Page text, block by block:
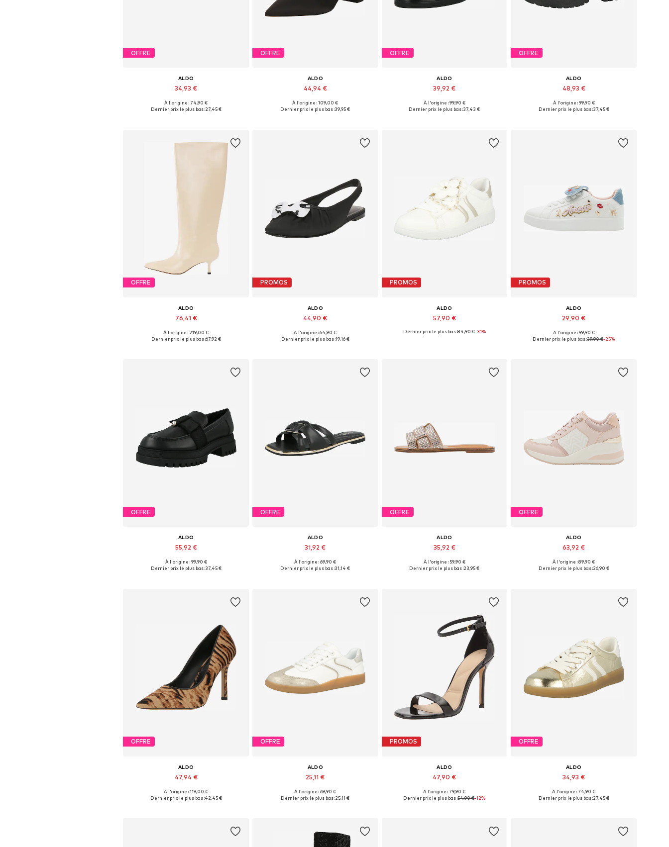
OFFRE
ALDO
34,93 €
Tailles disponibles: 36-36,5, 38, 39-39,5, 40
À l'origine : 74,90 €
Dernier prix le plus bas :27,45 €
OFFRE
ALDO
44,94 €
Tailles disponibles: 39-39,5, 40
À l'origine : 109,00 €
Dernier prix le plus bas :39,95 €
OFFRE
ALDO
39,92 €
Tailles disponibles: 37, 39-39,5
À l'origine : 99,90 €
Dernier prix le plus bas :37,43 €
OFFRE
ALDO
48,93 €
Tailles disponibles: 39-39,5, 41-41,5
À l'origine : 99,90 €
Dernier prix le plus bas :37,45 €
OFFRE
ALDO
76,41 €
Tailles disponibles: 35, 36, 37, 38, 42,5
À l'origine : 219,00 €
Dernier prix le plus bas :67,92 €
PROMOS
ALDO
44,90 €
Tailles disponibles: 38
À l'origine : 64,90 €
Dernier prix le plus bas :19,16 €
PROMOS
ALDO
57,90 €
Tailles disponibles: 37
Dernier prix le plus bas :84,90 €-31%
PROMOS
ALDO
29,90 €
Tailles disponibles: 39-39,5
À l'origine : 99,90 €
Dernier prix le plus bas :39,90 €-25%
OFFRE
ALDO
55,92 €
Tailles disponibles: 40
À l'origine : 99,90 €
Dernier prix le plus bas :37,45 €
OFFRE
ALDO
31,92 €
Tailles disponibles: 37
À l'origine : 69,90 €
Dernier prix le plus bas :31,14 €
OFFRE
ALDO
35,92 €
Tailles disponibles: 36-36,5
À l'origine : 59,90 €
Dernier prix le plus bas :23,95 €
OFFRE
ALDO
63,92 €
Tailles disponibles: 41-41,5
À l'origine : 89,90 €
Dernier prix le plus bas :26,90 €
OFFRE
ALDO
47,94 €
Tailles disponibles: 37
À l'origine : 119,00 €
Dernier prix le plus bas :42,45 €
OFFRE
ALDO
25,11 €
Tailles disponibles: 36-36,5
À l'origine : 69,90 €
Dernier prix le plus bas :25,11 €
PROMOS
ALDO
47,90 €
Tailles disponibles: 37
À l'origine : 79,90 €
Dernier prix le plus bas :54,90 €-12%
OFFRE
ALDO
34,93 €
Tailles disponibles: 37, 38
À l'origine : 74,90 €
Dernier prix le plus bas :27,45 €